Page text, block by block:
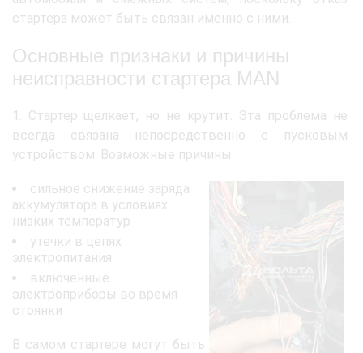
стартера может быть связан именно с ними.
Основные признаки и причины
неисправности стартера MAN
1. Стартер щелкает, но не крутит. Эта проблема не
всегда связана непосредственно с пусковым
устройством. Возможные причины:
сильное снижение заряда
аккумулятора в условиях
низких температур
утечки в цепях
электропитания
включенные
электроприборы во время
стоянки
В самом стартере могут быть